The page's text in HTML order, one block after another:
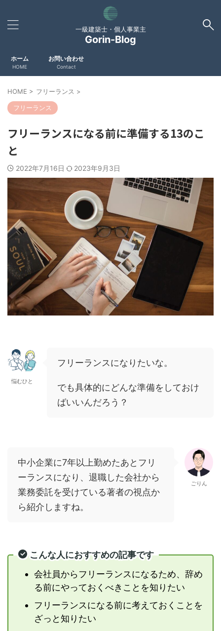
一級建築士・個人事業主
Gorin-Blog
ホーム
HOME
お問い合わせ
Contact
HOME > フリーランス >
フリーランス
フリーランスになる前に準備する13のこ
と
2022年7月16日 2023年9月3日
悩むひと
フリーランスになりたいな。
でも具体的にどんな準備をしておけ
ばいいんだろう？
中小企業に7年以上勤めたあとフリ
ーランスになり、退職した会社から
業務委託を受けている著者の視点か
ら紹介しますね。
ごりん
こんな人におすすめの記事です
会社員からフリーランスになるため、辞め
る前にやっておくべきことを知りたい
フリーランスになる前に考えておくことを
ざっと知りたい